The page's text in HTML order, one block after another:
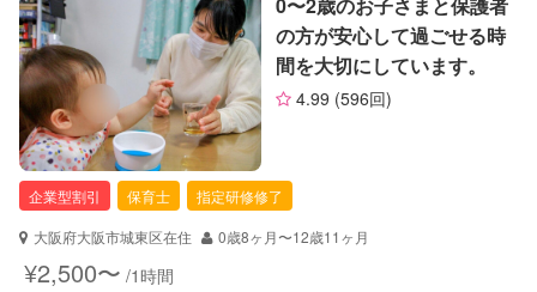
お子様の撮影
（定期特典）
対応不可
サポートの特徴
資格
企業型割引対象(旧内閣府補助対象)
自治体届出済ベビーシッター
保育士
幼稚園教諭
の方が安心して過ごせる時
間を大切にしています。
4.99 (596回)
企業型割引 保育士
指定研修修了
大阪府大阪市城東区在住
0歳8ヶ月〜12歳11ヶ月
¥2,500〜 /1時間